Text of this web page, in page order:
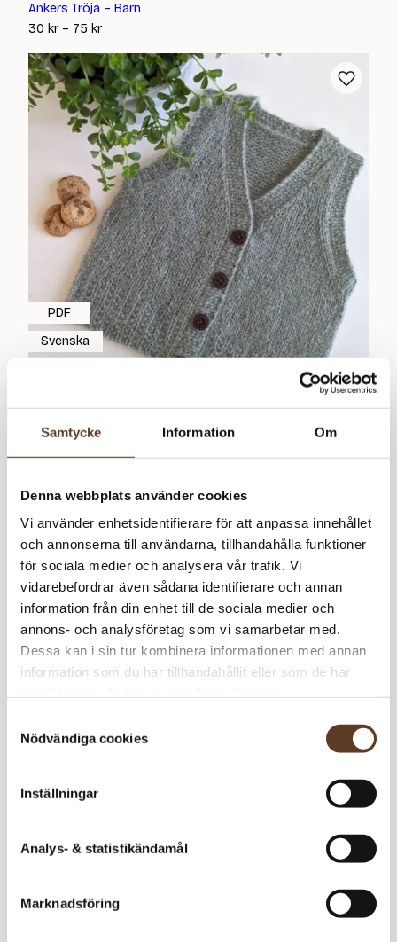
Samtycke Information Om
Denna webbplats använder cookies
Vi använder enhetsidentifierare för att anpassa innehållet
och annonserna till användarna, tillhandahålla funktioner
för sociala medier och analysera vår trafik. Vi
vidarebefordrar även sådana identifierare och annan
information från din enhet till de sociala medier och
annons- och analysföretag som vi samarbetar med.
Dessa kan i sin tur kombinera informationen med annan
information som du har tillhandahållit eller som de har
Nödvändiga cookies
Inställningar
Analys- & statistikändamål
Marknadsföring
Ankers Tröja – Barn
30 kr – 75 krPrisintervall:
till
75 kr
Mellis – PDF
PDF
Svenska
Latte – PDF
PDF